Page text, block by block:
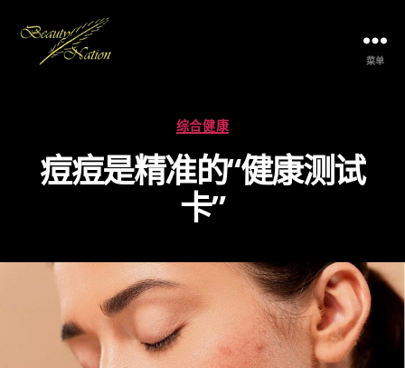
Ltd.
菜单
分
综合健康
痘痘是精准的“健康测试
卡”